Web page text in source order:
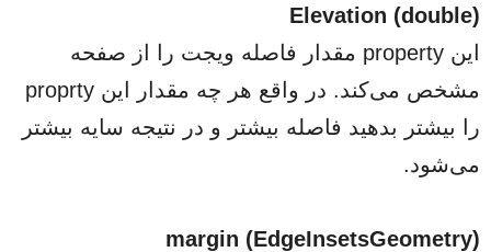
Elevation (double)
این property مقدار فاصله ویجت را از صفحه
مشخص می‌کند. در واقع هر چه مقدار این proprty
را بیشتر بدهید فاصله بیشتر و در نتیجه سایه بیشتر
می‌شود.
margin (EdgeInsetsGeometry)